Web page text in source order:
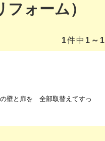
ォーム）
1件中 1～1
壁と扉を 全部取替えてすっ